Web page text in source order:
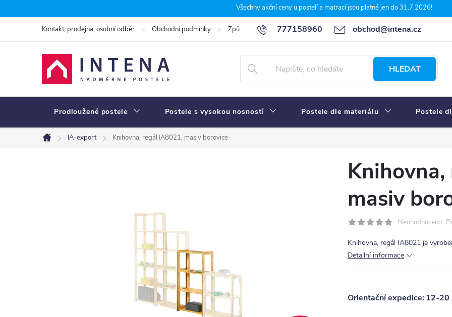
na
Všechny akční ceny u postelí a matrací jsou platné jen do 31.7.2026!
777158960 obchod@intena.cz
Kontakt, prodejna, osobní odběr Obchodní podmínky Způsoby a ceny dopravy 7 důvodů, proč nakupit u Intena nábytek
HLEDAT
Prodloužené postele Postele s vysokou nosností Postele dle materiálu Postele
Domů
IA-export Knihovna, regál IA8021, masiv borovice
masiv
Neohodnoceno
Knihovna, regál IA8021 je
Detailní informace
12-20